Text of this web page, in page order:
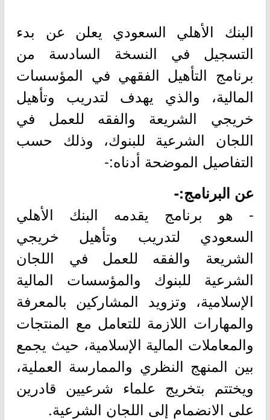
البنك الأهلي السعودي يعلن عن بدء
التسجيل في النسخة السادسة من
برنامج التأهيل الفقهي في المؤسسات
المالية، والذي يهدف لتدريب وتأهيل
خريجي الشريعة والفقه للعمل في
اللجان الشرعية للبنوك، وذلك حسب
التفاصيل الموضحة أدناه:-
عن البرنامج:-
- هو برنامج يقدمه البنك الأهلي
السعودي لتدريب وتأهيل خريجي
الشريعة والفقه للعمل في اللجان
الشرعية للبنوك والمؤسسات المالية
الإسلامية، وتزويد المشاركين بالمعرفة
والمهارات اللازمة للتعامل مع المنتجات
والمعاملات المالية الإسلامية، حيث يجمع
بين المنهج النظري والممارسة العملية،
ويختتم بتخريج علماء شرعيين قادرين
على الانضمام إلى اللجان الشرعية.